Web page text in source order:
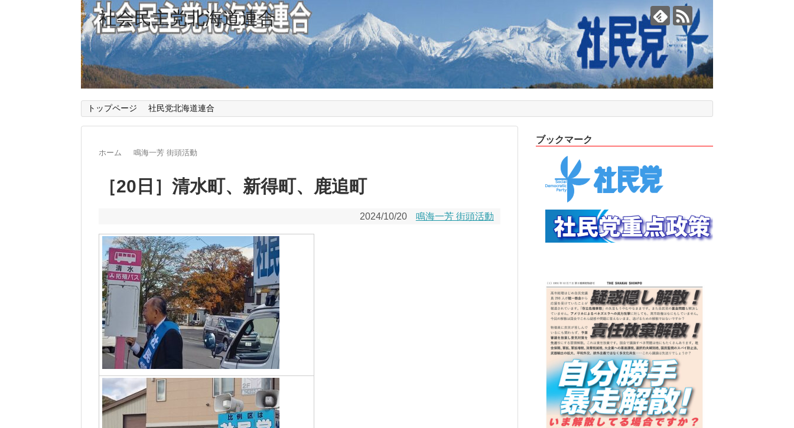
社会民主党北海道連合
トップページ 社民党北海道連合
ホーム 鳴海一芳 街頭活動
［20日］清水町、新得町、鹿追町
2024/10/20 鳴海一芳 街頭活動
ブックマーク